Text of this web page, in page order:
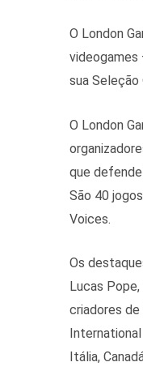
O London
videogames
sua Seleção
O London
que
São 40
Voices.
Os
Lucas Pope,
criadores de
Itália,